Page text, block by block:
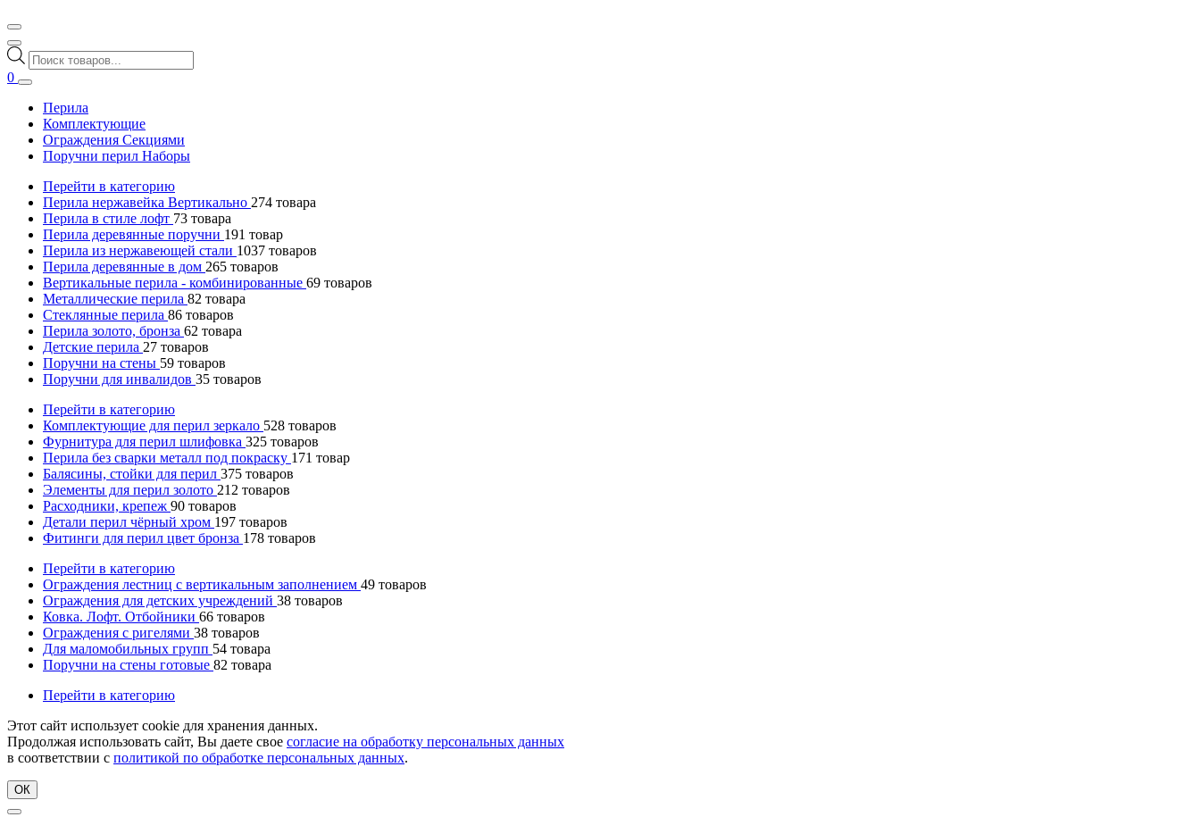
Поиск
товаров
0
Перила
Комплектующие
Ограждения Секциями
Поручни перил Наборы
Перейти в категорию
Перила нержавейка Вертикально 274 товара
Перила в стиле лофт 73 товара
Перила деревянные поручни 191 товар
Перила из нержавеющей стали 1037 товаров
Перила деревянные в дом 265 товаров
Вертикальные перила - комбинированные 69 товаров
Металлические перила 82 товара
Стеклянные перила 86 товаров
Перила золото, бронза 62 товара
Детские перила 27 товаров
Поручни на стены 59 товаров
Поручни для инвалидов 35 товаров
Перейти в категорию
Комплектующие для перил зеркало 528 товаров
Фурнитура для перил шлифовка 325 товаров
Перила без сварки металл под покраску 171 товар
Балясины, стойки для перил 375 товаров
Элементы для перил золото 212 товаров
Расходники, крепеж 90 товаров
Детали перил чёрный хром 197 товаров
Фитинги для перил цвет бронза 178 товаров
Перейти в категорию
Ограждения лестниц с вертикальным заполнением 49 товаров
Ограждения для детских учреждений 38 товаров
Ковка. Лофт. Отбойники 66 товаров
Ограждения с ригелями 38 товаров
Для маломобильных групп 54 товара
Поручни на стены готовые 82 товара
Перейти в категорию
Этот сайт использует cookie для хранения данных.
Продолжая использовать сайт, Вы даете свое согласие на обработку персональных данных
в соответствии с политикой по обработке персональных данных.
ОК